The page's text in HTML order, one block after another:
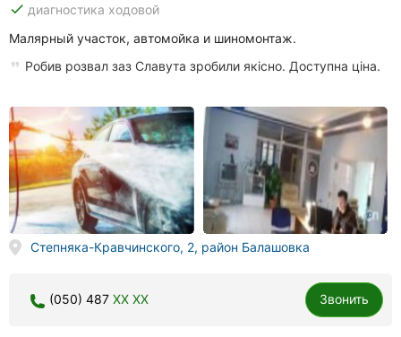
done диагностика ходовой
Малярный участок, автомойка и шиномонтаж.
Робив розвал заз Славута зробили якісно. Доступна ціна.
Степняка-Кравчинского, 2, район Балашовка
(050) 487 XX XX Звонить